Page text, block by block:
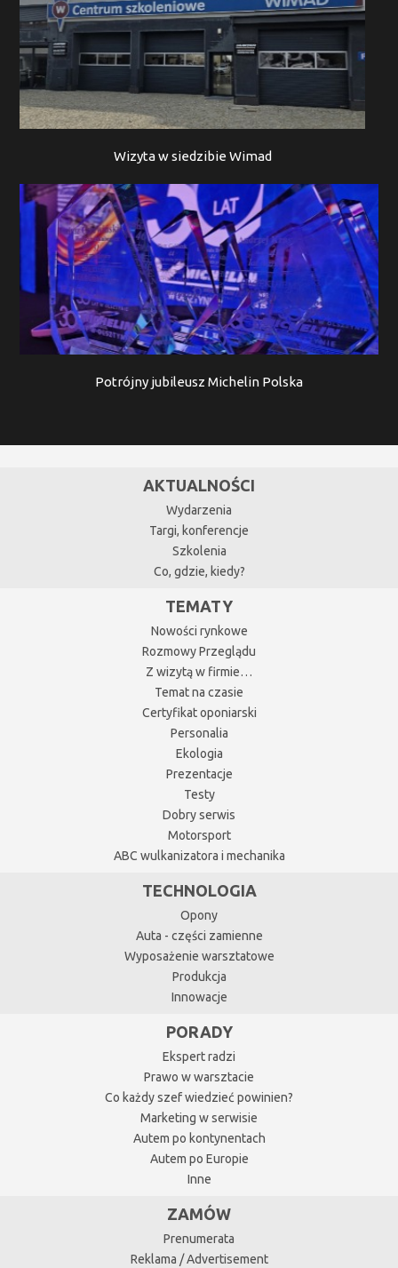
Wizyta w siedzibie Wimad
Potrójny jubileusz Michelin Polska
AKTUALNOŚCI
Wydarzenia
Targi, konferencje
Szkolenia
Co, gdzie, kiedy?
TEMATY
Nowości rynkowe
Rozmowy Przeglądu
Z wizytą w firmie…
Temat na czasie
Certyfikat oponiarski
Personalia
Ekologia
Prezentacje
Testy
Dobry serwis
Motorsport
ABC wulkanizatora i mechanika
TECHNOLOGIA
Opony
Auta - części zamienne
Wyposażenie warsztatowe
Produkcja
Innowacje
PORADY
Ekspert radzi
Prawo w warsztacie
Co każdy szef wiedzieć powinien?
Marketing w serwisie
Autem po kontynentach
Autem po Europie
Inne
ZAMÓW
Prenumerata
Reklama / Advertisement